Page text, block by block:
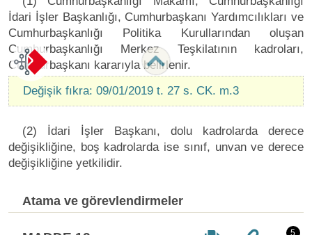
İdari İşler Başkanlığı, Cumhurbaşkanı Yardımcılıkları ve
Cumhurbaşkanlığı Politika Kurullarından oluşan
Cumhurbaşkanlığı Merkez Teşkilatının kadroları,
Cumhurbaşkanı kararıyla belirlenir.
Değişik fıkra: 09/01/2019 t. 27 s. CK. m.3
(2) İdari İşler Başkanı, dolu kadrolarda derece
değişikliğine, boş kadrolarda ise sınıf, unvan ve derece
değişikliğine yetkilidir.
Atama ve görevlendirmeler
5